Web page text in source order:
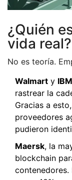
¿Quién
vida real?
No es teoría.
Walmart y
rastrear la
Gracias a
proveedores
pudieron
Maersk, la
blockchain
contenedores.